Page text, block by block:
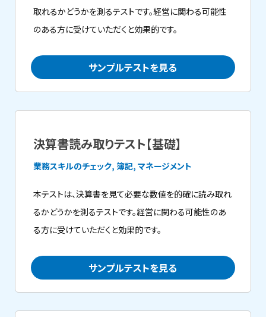
取れるかどうかを測るテストです。経営に関わる可能性
のある方に受けていただくと効果的です。
サンプルテストを見る
決算書読み取りテスト【基礎】
業務スキルのチェック, 簿記, マネージメント
本テストは、決算書を見て必要な数値を的確に読み取れ
るかどうかを測るテストです。経営に関わる可能性のあ
る方に受けていただくと効果的です。
サンプルテストを見る